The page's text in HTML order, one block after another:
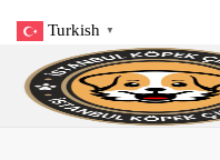
Pzt- Pzr: 9:00 –
Turkish ▼